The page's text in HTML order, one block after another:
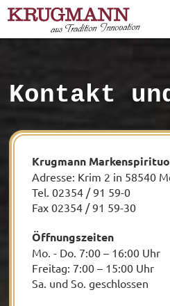
Chronik
Herstellung
Spirituosen
Etiketten
Besichtigung
0,00 €
Kontakt
Krugmann
Adresse: Krim 2 in 58540
Tel. 02354 / 91 59-0
Fax 02354 / 91 59-30
Öffnungszeiten
Mo. - Do. 7:00 – 16:00 Uhr
Freitag: 7:00 – 15:00 Uhr
Sa. und So. geschlossen